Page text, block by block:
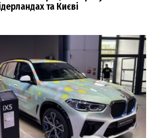
та Києві